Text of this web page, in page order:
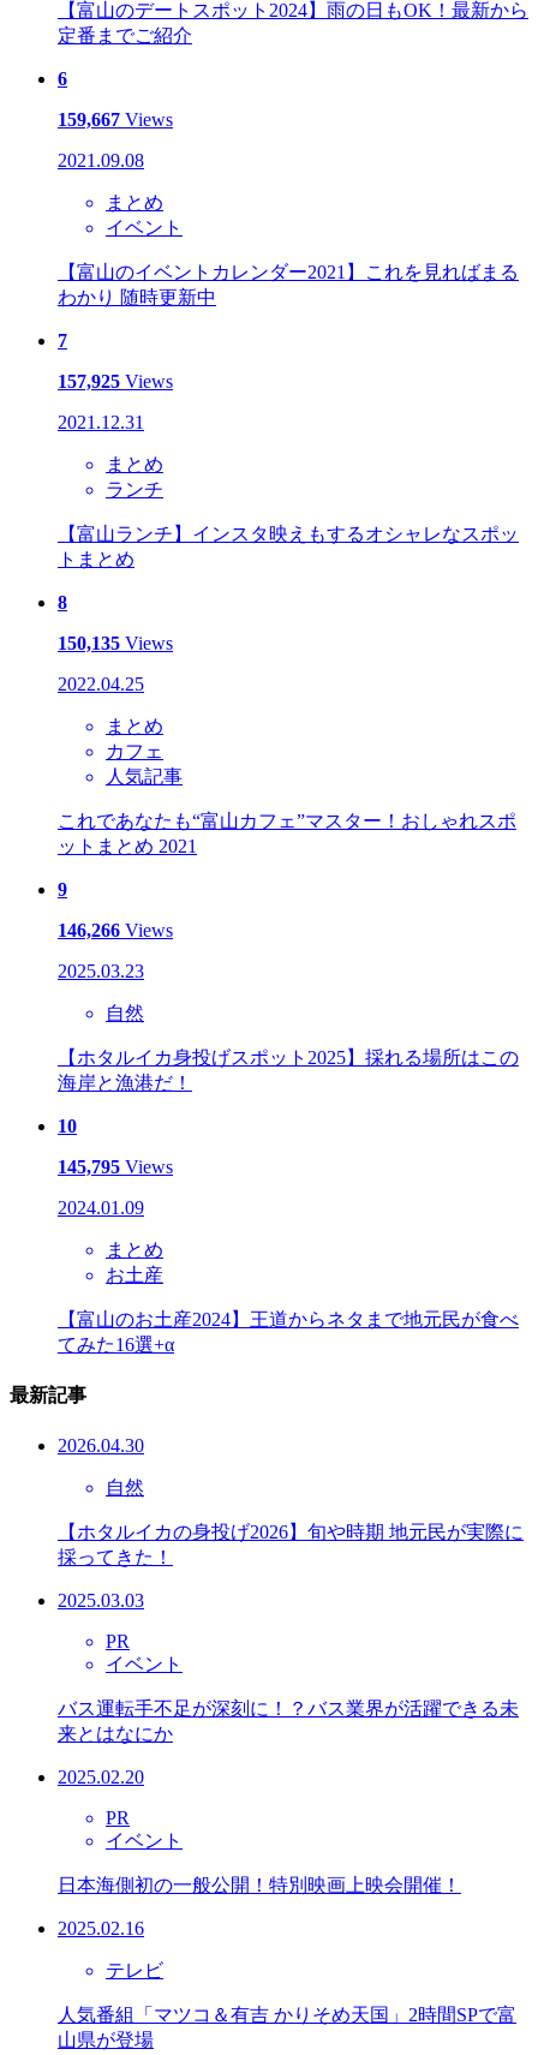
【富山のデートスポット2024】雨の日もOK！最新から
定番までご紹介
6
159,667 Views
2021.09.08
まとめ
イベント
【富山のイベントカレンダー2021】これを見ればまる
わかり 随時更新中
7
157,925 Views
2021.12.31
まとめ
ランチ
【富山ランチ】インスタ映えもするオシャレなスポッ
トまとめ
8
150,135 Views
2022.04.25
まとめ
カフェ
人気記事
これであなたも“富山カフェ”マスター！おしゃれスポ
ットまとめ 2021
9
146,266 Views
2025.03.23
自然
【ホタルイカ身投げスポット2025】採れる場所はこの
海岸と漁港だ！
10
145,795 Views
2024.01.09
まとめ
お土産
【富山のお土産2024】王道からネタまで地元民が食べ
てみた16選+α
最新記事
2026.04.30
自然
【ホタルイカの身投げ2026】旬や時期 地元民が実際に
採ってきた！
2025.03.03
PR
イベント
バス運転手不足が深刻に！？バス業界が活躍できる未
来とはなにか
2025.02.20
PR
イベント
日本海側初の一般公開！特別映画上映会開催！
2025.02.16
テレビ
人気番組「マツコ＆有吉 かりそめ天国」2時間SPで富
山県が登場